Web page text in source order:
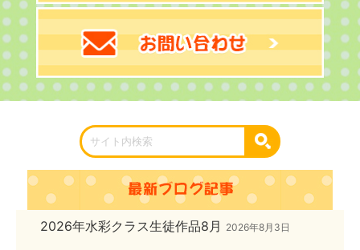
2026年水彩クラス生徒作品8月 2026年8月3日